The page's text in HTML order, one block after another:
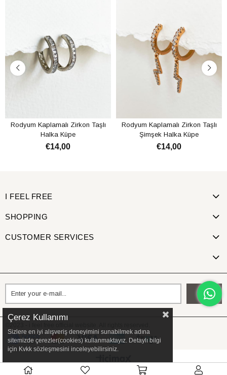
Rodyum Kaplamalı Zirkon Taşlı
Halka Küpe
€14,00
Rodyum Kaplamalı Zirkon Taşlı
Şimşek Halka Küpe
€14,00
I FEEL FREE
SHOPPING
CUSTOMER SERVICES
Send
Çerez Kullanımı
Sizlere en iyi alışveriş deneyimini sunabilmek adına
sitemizde çerezler(cookies) kullanmaktayız. Detaylı bilgi
için Kvkk sözleşmesini inceleyebilirsiniz.